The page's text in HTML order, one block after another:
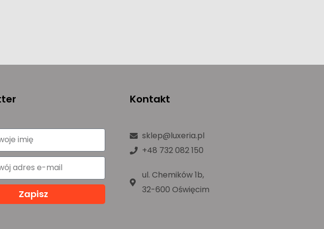
Zapisz
Kontakt
sklep@luxeria.pl
+48 732 082 150
ul. Chemików 1b,
32-600 Oświęcim